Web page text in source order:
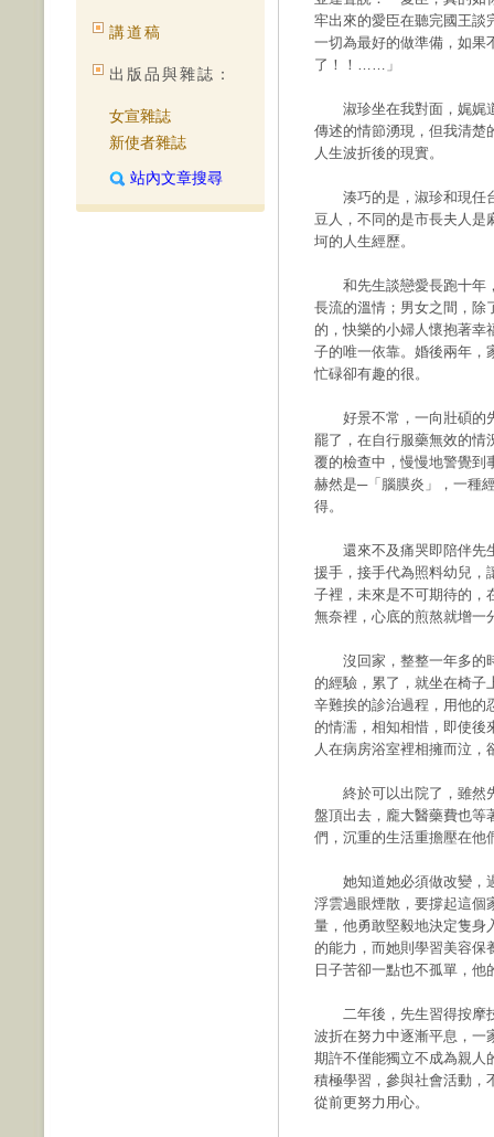
講道稿
出版品與雜誌：
女宣雜誌
新使者雜誌
站內文章搜尋
牢出來的愛臣在聽完國王談
一切為最好的做準備，如果
了！！……」
淑珍坐在我對面，娓娓道
傳述的情節湧現，但我清楚
人生波折後的現實。
湊巧的是，淑珍和現任台
豆人，不同的是市長夫人是
坷的人生經歷。
和先生談戀愛長跑十年，
長流的溫情；男女之間，除
的，快樂的小婦人懷抱著幸
子的唯一依靠。婚後兩年，
忙碌卻有趣的很。
好景不常，一向壯碩的先
罷了，在自行服藥無效的情
覆的檢查中，慢慢地警覺到
赫然是─「腦膜炎」，一種
得。
還來不及痛哭即陪伴先生
援手，接手代為照料幼兒，
子裡，未來是不可期待的，
無奈裡，心底的煎熬就增一
沒回家，整整一年多的時
的經驗，累了，就坐在椅子
辛難挨的診治過程，用他的
的情濡，相知相惜，即使後
人在病房浴室裡相擁而泣，
終於可以出院了，雖然先
盤頂出去，龐大醫藥費也
們，沉重的生活重擔壓在他
她知道她必須做改變，過
浮雲過眼煙散，要撐起這個
量，他勇敢堅毅地決定隻身
的能力，而她則學習美容保
日子苦卻一點也不孤單，
二年後，先生習得按摩技
波折在努力中逐漸平息，一
期許不僅能獨立不成為親人
積極學習，參與社會活動，
從前更努力用心。